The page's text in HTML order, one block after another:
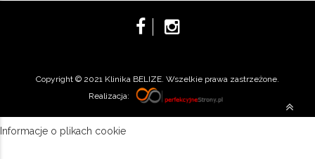
Copyright © 2021 Klinika BELIZE. Wszelkie prawa zastrzeżone.
Realizacja:
Informacje o plikach cookie